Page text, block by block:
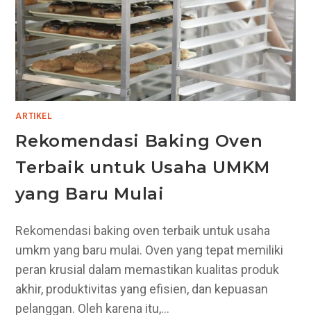
ARTIKEL
Rekomendasi Baking Oven
Terbaik untuk Usaha UMKM
yang Baru Mulai
Rekomendasi baking oven terbaik untuk usaha
umkm yang baru mulai. Oven yang tepat memiliki
peran krusial dalam memastikan kualitas produk
akhir, produktivitas yang efisien, dan kepuasan
pelanggan. Oleh karena itu,…